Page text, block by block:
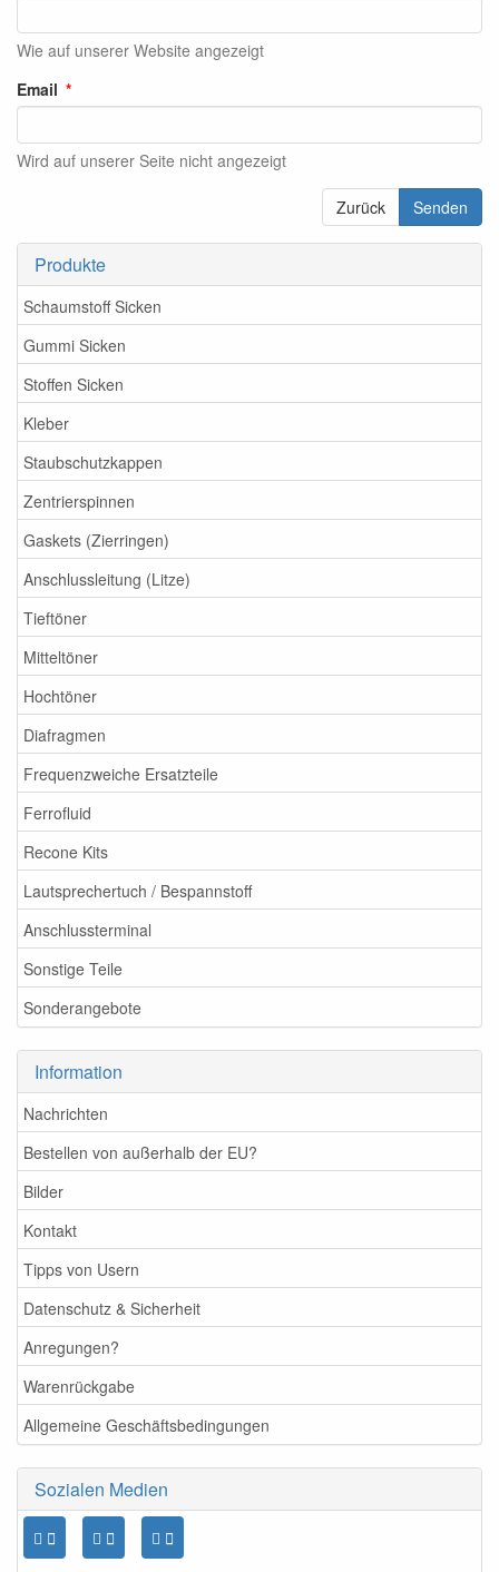
Produkte
Schaumstoff Sicken
Gummi Sicken
Stoffen Sicken
Kleber
Staubschutzkappen
Zentrierspinnen
Gaskets (Zierringen)
Anschlussleitung (Litze)
Tieftöner
Mitteltöner
Hochtöner
Diafragmen
Frequenzweiche Ersatzteile
Ferrofluid
Recone Kits
Lautsprechertuch / Bespannstoff
Anschlussterminal
Sonstige Teile
Sonderangebote
Information
Nachrichten
Bestellen von außerhalb der EU?
Bilder
Kontakt
Tipps von Usern
Datenschutz & Sicherheit
Anregungen?
Warenrückgabe
Allgemeine Geschäftsbedingungen
Sozialen Medien
Wie auf unserer Website angezeigt
Email
Wird auf unserer Seite nicht angezeigt
Zurück Senden